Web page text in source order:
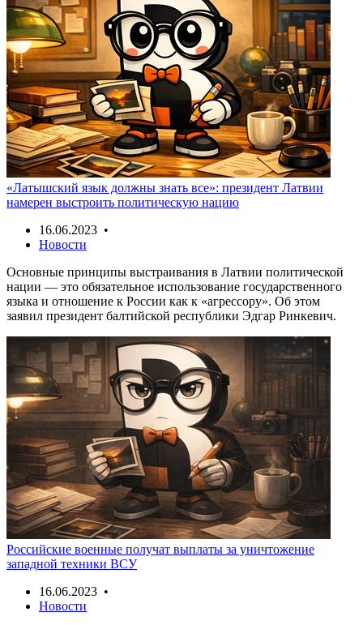
«Латышский язык должны знать все»: президент Латвии
намерен выстроить политическую нацию
16.06.2023 •
Новости
Основные принципы выстраивания в Латвии политической
нации — это обязательное использование государственного
языка и отношение к России как к «агрессору». Об этом
заявил президент балтийской республики Эдгар Ринкевич.
Российские военные получат выплаты за уничтожение
западной техники ВСУ
16.06.2023 •
Новости